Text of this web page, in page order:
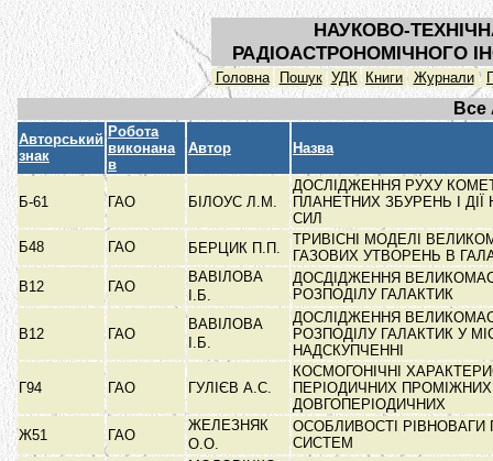
НАУКОВО-
РАДІОАСТРОНОМІЧНОГО
Головна Пошук УДК Книги Журнали
Все
Авторський
знак
Робота
виконана
в
Автор Назва
Б-61 ГАО БІЛОУС Л.М.
ДОСЛІДЖЕННЯ РУХУ
ПЛАНЕТНИХ ЗБУРЕНЬ І ДІЇ
СИЛ
Б48
ГАО БЕРЦИК П.П.
ТРИВІСНІ МОДЕЛІ
ГАЗОВИХ УТВОРЕНЬ В
В12
ГАО
ВАВІЛОВА
І.Б.
ДОСДІДЖЕННЯ
РОЗПОДІЛУ ГАЛАКТИК
В12 ГАО
ВАВІЛОВА
І.Б.
ДОСЛІДЖЕННЯ
РОЗПОДІЛУ ГАЛАКТИК У
НАДСКУПЧЕННІ
Г94 ГАО ГУЛІЄВ А.С.
КОСМОГОНІЧНІ
ПЕРІОДИЧНИХ ПРОМІЖНИХ
ДОВГОПЕРІОДИЧНИХ
Ж51
ГАО
ЖЕЛЕЗНЯК
О.О.
ОСОБЛИВОСТІ РІВНОВАГИ
СИСТЕМ